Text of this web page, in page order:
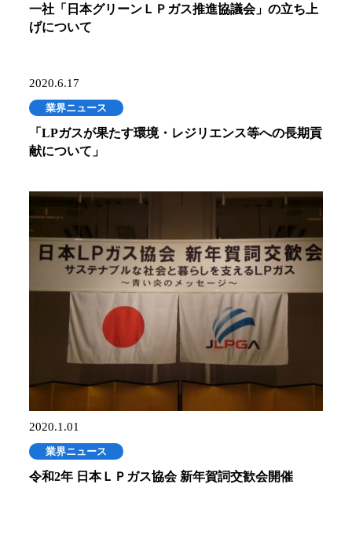
一社「日本グリーンＬＰガス推進協議会」の立ち上
げについて
2020.6.17
業界ニュース
「LPガスが果たす環境・レジリエンス等への長期貢
献について」
2020.1.01
業界ニュース
令和2年 日本ＬＰガス協会 新年賀詞交歓会開催